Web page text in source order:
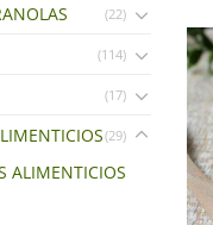
(22)
(114)
(17)
(29)
ALIMENTICIOS